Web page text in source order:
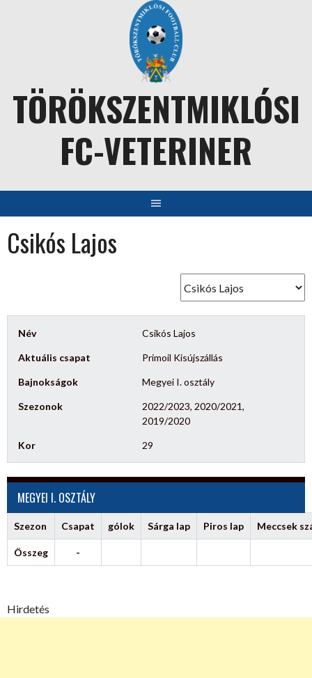
TÖRÖKSZENTMIKLÓSI
FC-VETERINER
Csikós Lajos
Név Csikós Lajos
Aktuális csapat Primoil Kisújszállás
Bajnokságok Megyei I. osztály
Szezonok
2022/2023, 2020/2021,
2019/2020
Kor 29
MEGYEI I. OSZTÁLY
Szezon Csapat gólok Sárga lap Piros lap Meccsek
Összeg -
Hirdetés